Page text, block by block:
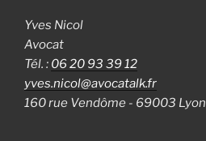
Yves Nicol
Avocat
Tél. : 06 20 93 39 12
yves.nicol@avocatalk.fr
160 rue Vendôme - 69003 Lyon